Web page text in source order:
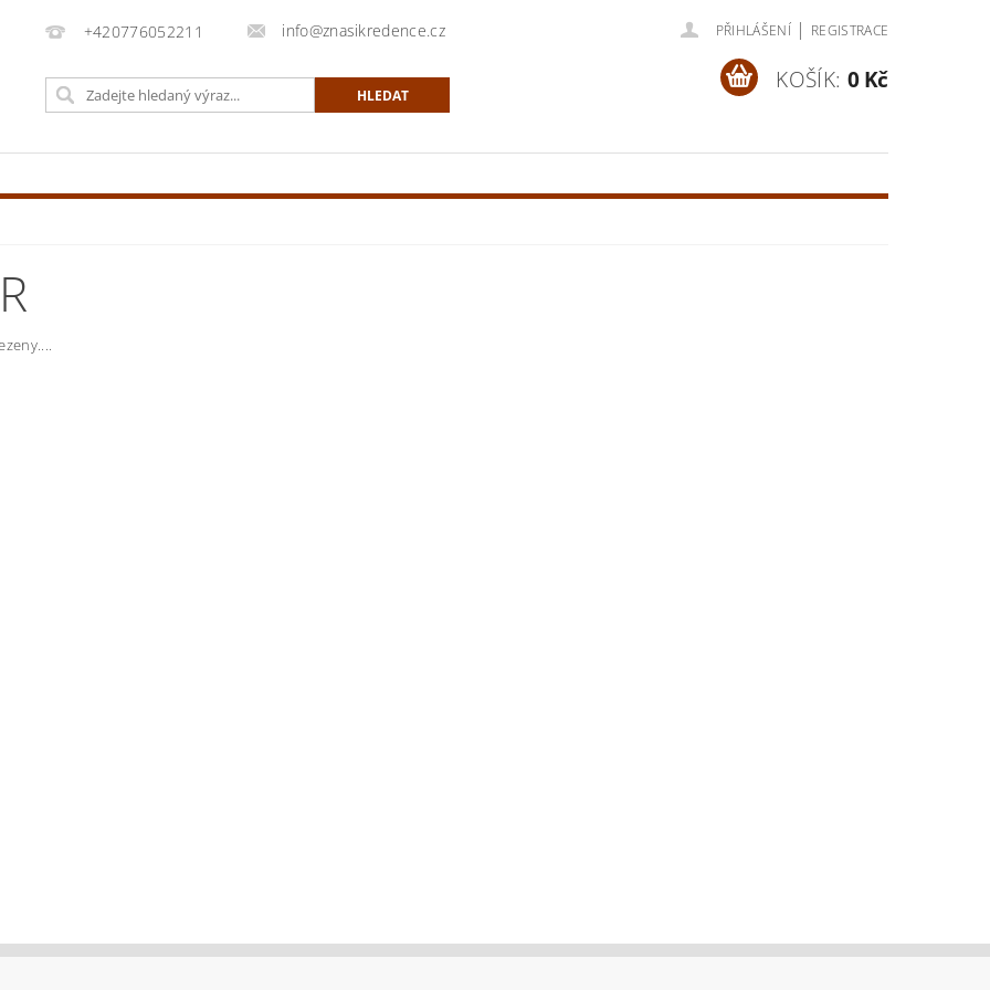
+420776052211 info@znasikredence.cz PŘIHLÁŠENÍ | REGISTRACE
KOŠÍK: 0 Kč